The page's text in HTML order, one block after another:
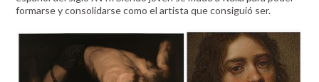
formarse y consolidarse como el artista que consiguió ser.